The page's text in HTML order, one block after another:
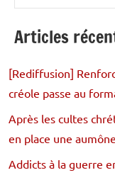
Articles
[Rediffusion]
créole passe au
Après les cultes
en place une
Addicts à la guerre